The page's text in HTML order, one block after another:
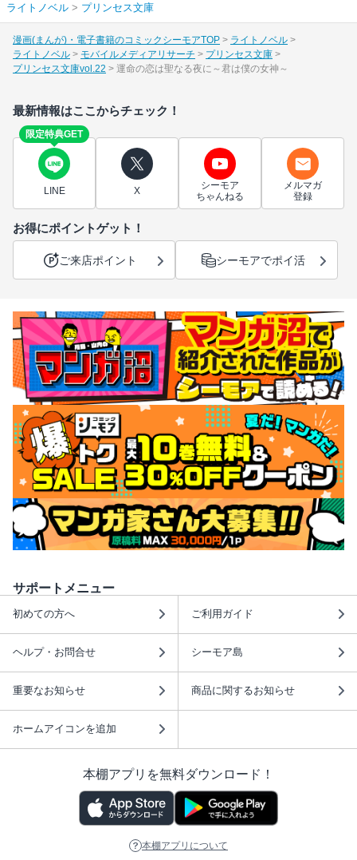
ライトノベル > プリンセス文庫
漫画(まんが)・電子書籍のコミックシーモアTOP
ライトノベル
ライトノベル
モバイルメディアリサーチ
プリンセス文庫
プリンセス文庫vol.22
運命の恋は聖なる夜に～君は僕の女神～
最新情報はここからチェック！
限定特典GET
LINE X
シーモア
ちゃんねる
メルマガ
登録
お得にポイントゲット！
ご来店ポイント シーモアでポイ活
サポートメニュー
初めての方へ ご利用ガイド
ヘルプ・お問合せ シーモア島
重要なお知らせ 商品に関するお知らせ
ホームアイコンを追加
本棚アプリを無料ダウンロード！
本棚アプリについて